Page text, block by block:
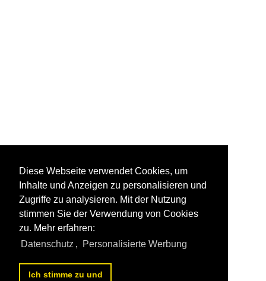
Diese Webseite verwendet Cookies, um
Inhalte und Anzeigen zu personalisieren und
Zugriffe zu analysieren. Mit der Nutzung
stimmen Sie der Verwendung von Cookies
zu. Mehr erfahren:
Datenschutz , Personalisierte Werbung
Ich stimme zu und